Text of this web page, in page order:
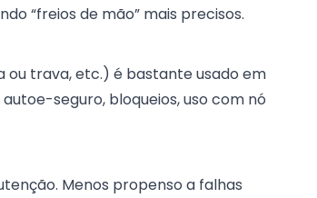
“freios de mão” mais precisos.
trava, etc.) é bastante usado em
seguro, bloqueios, uso com nó
Menos propenso a falhas